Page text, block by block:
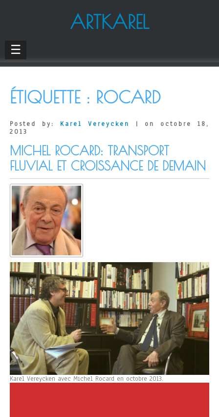
ARTKAREL
☰
ÉTIQUETTE : ROCARD
Posted by: Karel Vereycken
| on octobre 18,
2013
MICHEL ROCARD: TRANSPORT
FLUVIAL ET CROISSANCE DE DEMAIN
Karel Vereycken avec Michel Rocard en octobre 2013.